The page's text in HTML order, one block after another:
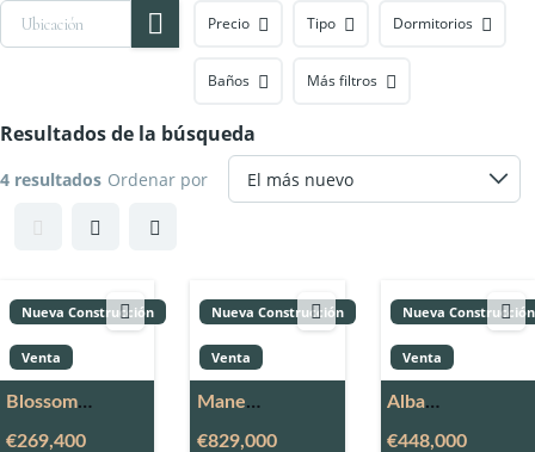
Precio Tipo Dormitorios
Baños Más filtros
Resultados de la búsqueda
4 resultados Ordenar por
Nueva Construcción
Venta
Blossom
Benalmadena
€269,400
Nueva Construcción
Venta
Mane
Residences
€829,000
Nueva Construcción
Venta
Alba
Benalmádena
€448,000